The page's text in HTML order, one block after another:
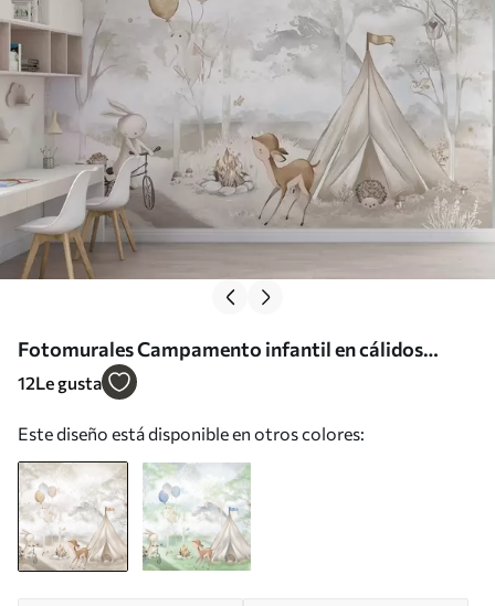
Fotomurales Campamento infantil en cálidos
tonos beige, con tienda de campaña y animales del
12Le gusta
Este diseño está disponible en otros colores: